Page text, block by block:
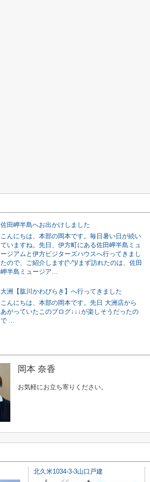
佐田岬半島へお出かけしました
こんにちは、本部の岡本です。毎日暑い日が続い
ていますね。先日、伊方町にある佐田岬半島ミュ
ージアムと伊方ビジターズハウスへ行ってきまし
たので、ご紹介します(^-^)/まず訪れたのは、佐田
岬半島ミュージア...
大洲【肱川かわびらき】へ行ってきました
こんにちは、本部の岡本です。先日 大洲店から
あがっていたこのブログ↓↓↓が楽しそうだったの
で ...
岡本 奈香
お気軽にお立ち寄りください。
北久米1034-3-3山口戸建